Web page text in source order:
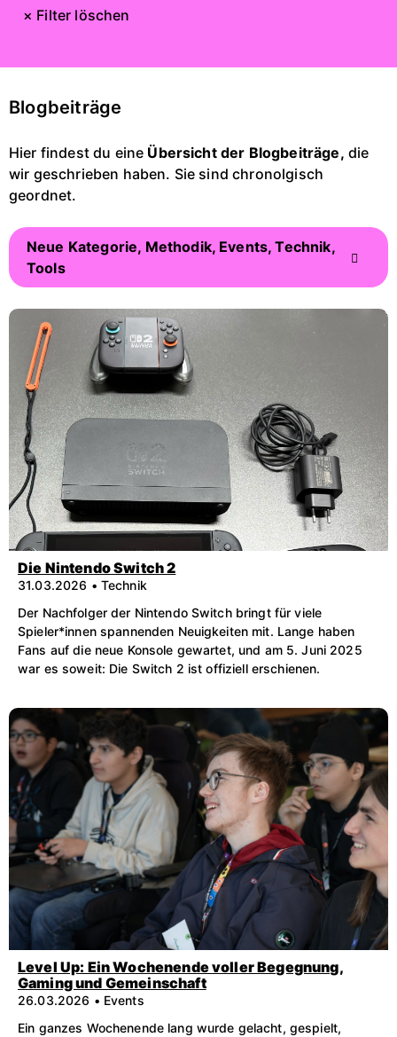
× Filter löschen
Blogbeiträge
Hier findest du eine Übersicht der Blogbeiträge, die
wir geschrieben haben. Sie sind chronolgisch
geordnet.
Neue Kategorie, Methodik, Events, Technik,
Tools
Die Nintendo Switch 2
31.03.2026 • Technik
Der Nachfolger der Nintendo Switch bringt für viele
Spieler*innen spannenden Neuigkeiten mit. Lange haben
Fans auf die neue Konsole gewartet, und am 5. Juni 2025
war es soweit: Die Switch 2 ist offiziell erschienen.
Level Up: Ein Wochenende voller Begegnung,
Gaming und Gemeinschaft
26.03.2026 • Events
Ein ganzes Wochenende lang wurde gelacht, gespielt,